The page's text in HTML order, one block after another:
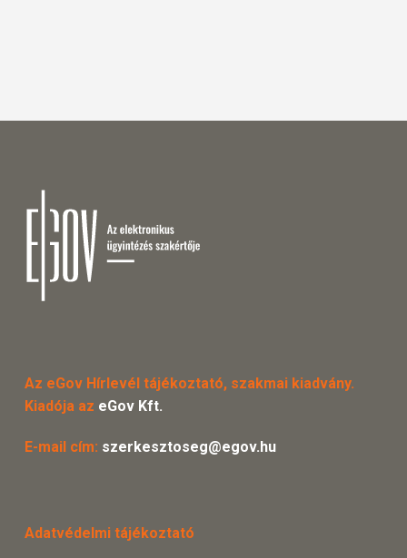
Az eGov Hírlevél tájékoztató, szakmai kiadvány.
Kiadója az eGov Kft.
E-mail cím: szerkesztoseg@egov.hu
Adatvédelmi tájékoztató